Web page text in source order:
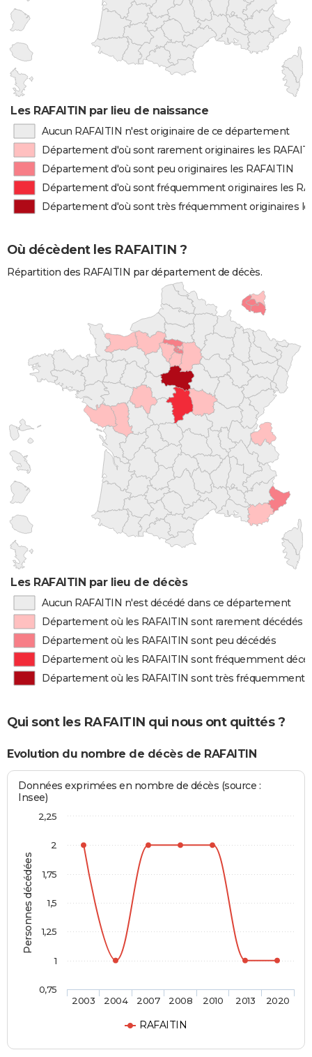
Les RAFAITIN par lieu de naissance
Aucun RAFAITIN n'est originaire de ce département
Département d'où sont rarement originaires les
Département d'où sont peu originaires les RAFAITIN
Département d'où sont fréquemment originaires les
Département d'où sont très fréquemment originaires
Où décèdent les RAFAITIN ?
Répartition des RAFAITIN par département de décès.
Les RAFAITIN par lieu de décès
Aucun RAFAITIN n'est décédé dans ce département
Département où les RAFAITIN sont rarement décédés
Département où les RAFAITIN sont peu décédés
Département où les RAFAITIN sont fréquemment
Département où les RAFAITIN sont très fréquemment
Qui sont les RAFAITIN qui nous ont quittés ?
Evolution du nombre de décès de RAFAITIN
Personnes décédées
Données exprimées en nombre de décès (source :
Insee)
RAFAITIN
2003 2004 2007 2008 2010 2013 2020
0,75
1
1,25
1,5
1,75
2
2,25